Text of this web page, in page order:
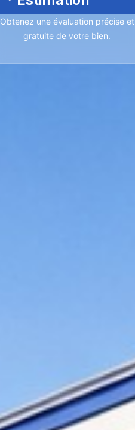
Obtenez une évaluation précise et
gratuite de votre bien.